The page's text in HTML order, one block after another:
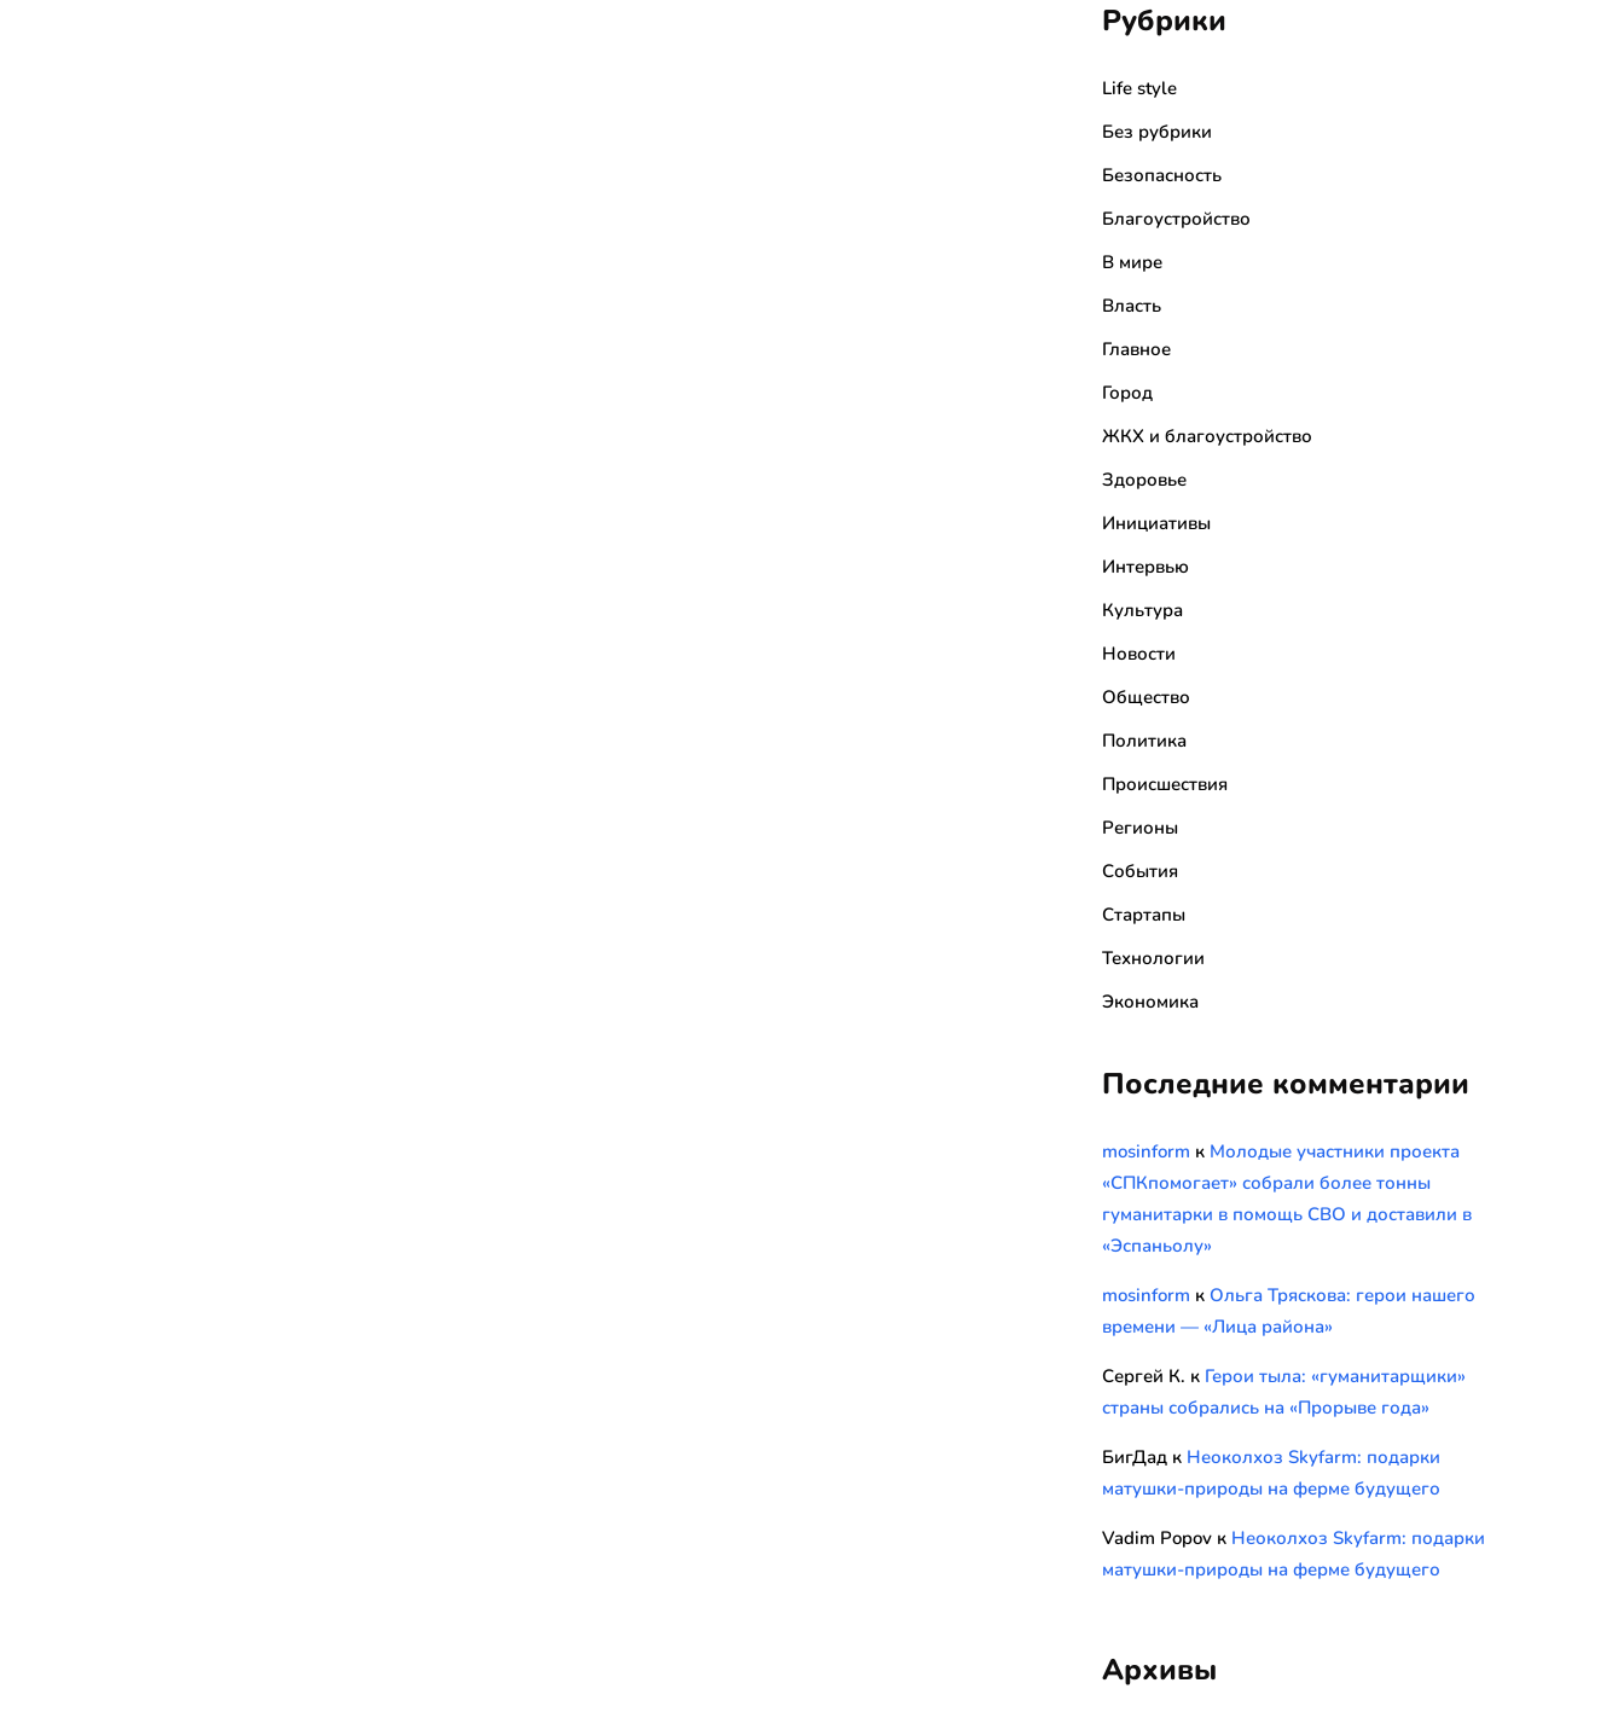
Рубрики
Life style
Без рубрики
Безопасность
Благоустройство
В мире
Власть
Главное
Город
ЖКХ и благоустройство
Здоровье
Инициативы
Интервью
Культура
Новости
Общество
Политика
Происшествия
Регионы
События
Стартапы
Технологии
Экономика
Последние комментарии
mosinform к Молодые участники проекта
«СПКпомогает» собрали более тонны
гуманитарки в помощь СВО и доставили в
«Эспаньолу»
mosinform к Ольга Тряскова: герои нашего
времени — «Лица района»
Сергей К. к Герои тыла: «гуманитарщики»
страны собрались на «Прорыве года»
БигДад к Неоколхоз Skyfarm: подарки
матушки-природы на ферме будущего
Vadim Popov к Неоколхоз Skyfarm: подарки
матушки-природы на ферме будущего
Архивы